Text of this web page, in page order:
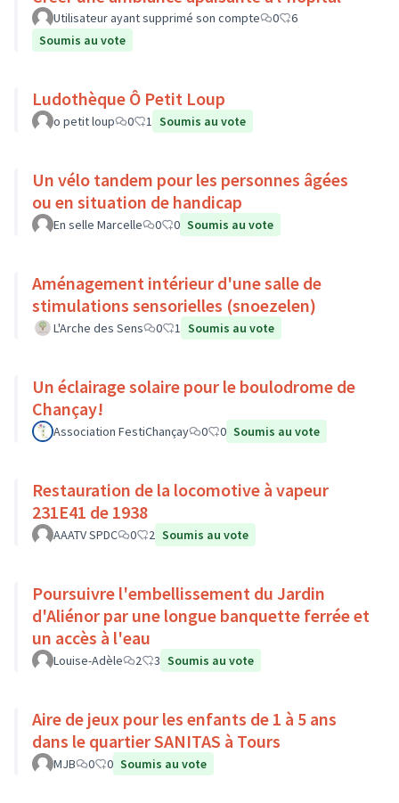
Utilisateur ayant supprimé son compte 0
6
Soumis au vote
Ludothèque Ô Petit Loup
o petit loup 0 1 Soumis au vote
Un vélo tandem pour les personnes âgées
ou en situation de handicap
En selle Marcelle 0 0 Soumis au vote
Aménagement intérieur d'une salle de
stimulations sensorielles (snoezelen)
L'Arche des Sens 0 1 Soumis au vote
Un éclairage solaire pour le boulodrome de
Chançay!
Association FestiChançay 0 0 Soumis au vote
Restauration de la locomotive à vapeur
231E41 de 1938
AAATV SPDC 0 2 Soumis au vote
Poursuivre l'embellissement du Jardin
d'Aliénor par une longue banquette ferrée et
un accès à l'eau
Louise-Adèle 2 3 Soumis au vote
Aire de jeux pour les enfants de 1 à 5 ans
dans le quartier SANITAS à Tours
MJB 0 0 Soumis au vote